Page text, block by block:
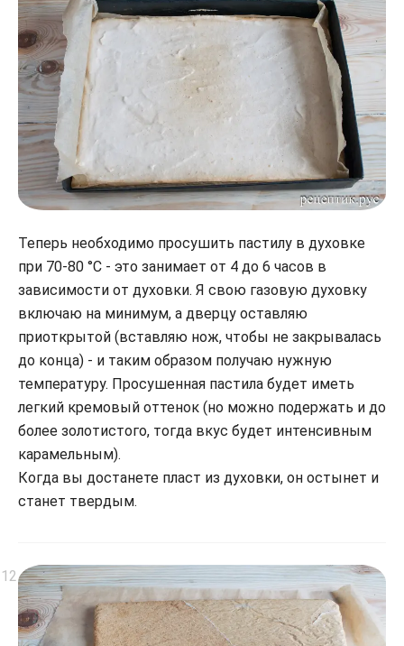
Теперь необходимо просушить пастилу в духовке
при 70-80 °С - это занимает от 4 до 6 часов в
зависимости от духовки. Я свою газовую духовку
включаю на минимум, а дверцу оставляю
приоткрытой (вставляю нож, чтобы не закрывалась
до конца) - и таким образом получаю нужную
температуру. Просушенная пастила будет иметь
легкий кремовый оттенок (но можно подержать и до
более золотистого, тогда вкус будет интенсивным
карамельным).
Когда вы достанете пласт из духовки, он остынет и
станет твердым.